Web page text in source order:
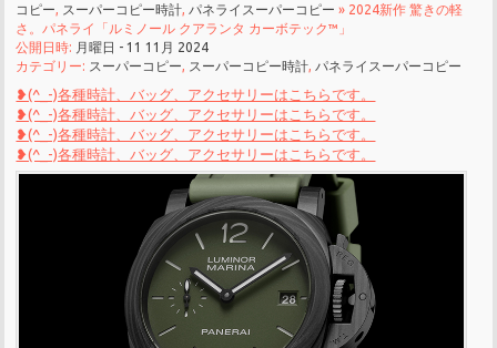
コピー, スーパーコピー時計, パネライスーパーコピー » 2024新作 驚きの軽
さ。パネライ「ルミノール クアランタ カーボテック™」
公開日時: 月曜日 - 11 11月 2024
カテゴリー: スーパーコピー, スーパーコピー時計, パネライスーパーコピー
❥(^_-)各種時計、バッグ、アクセサリーはこちらです。
❥(^_-)各種時計、バッグ、アクセサリーはこちらです。
❥(^_-)各種時計、バッグ、アクセサリーはこちらです。
❥(^_-)各種時計、バッグ、アクセサリーはこちらです。